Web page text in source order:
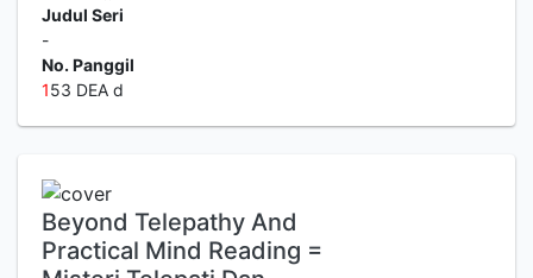
Judul Seri
-
No. Panggil
153 DEA d
Beyond Telepathy And
Practical Mind Reading =